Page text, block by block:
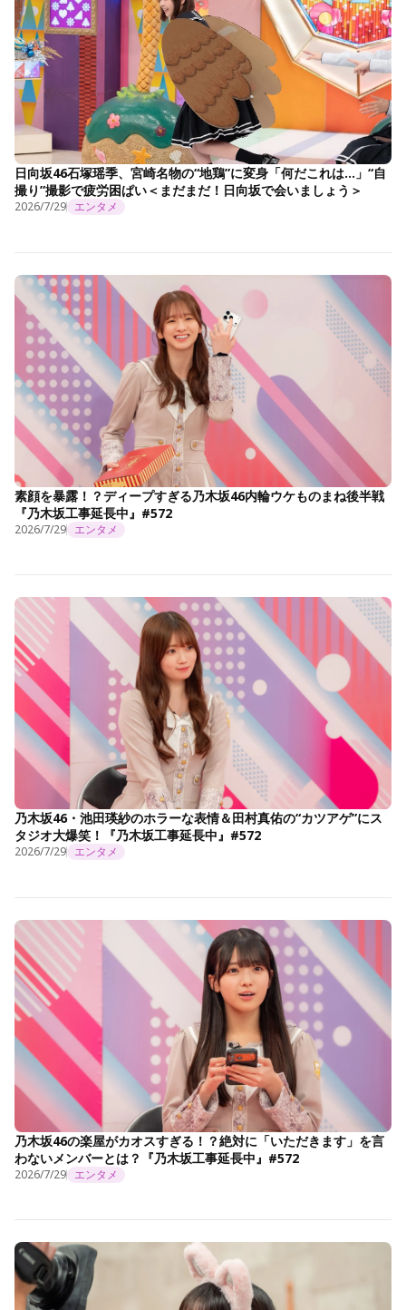
日向坂46石塚瑶季、宮崎名物の“地鶏”に変身「何だこれは…」“自
撮り”撮影で疲労困ぱい＜まだまだ！日向坂で会いましょう＞
2026/7/29 エンタメ
素顔を暴露！？ディープすぎる乃木坂46内輪ウケものまね後半戦
『乃木坂工事延長中』#572
2026/7/29 エンタメ
乃木坂46・池田瑛紗のホラーな表情＆田村真佑の“カツアゲ”にス
タジオ大爆笑！『乃木坂工事延長中』#572
2026/7/29 エンタメ
乃木坂46の楽屋がカオスすぎる！？絶対に「いただきます」を言
わないメンバーとは？『乃木坂工事延長中』#572
2026/7/29 エンタメ